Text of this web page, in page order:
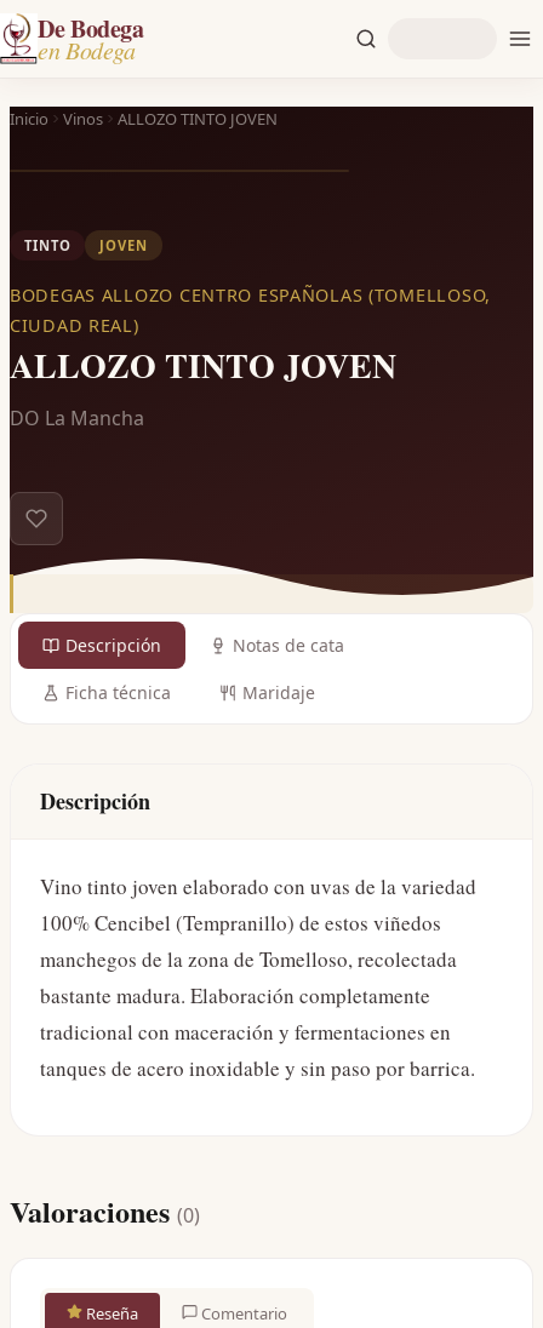
De Bodega
en Bodega
Inicio Vinos ALLOZO TINTO JOVEN
TINTO JOVEN
BODEGAS ALLOZO CENTRO ESPAÑOLAS (TOMELLOSO,
CIUDAD REAL)
ALLOZO TINTO JOVEN
DO La Mancha
Descripción Notas de cata
Ficha técnica Maridaje
Descripción
Vino tinto joven elaborado con uvas de la variedad
100% Cencibel (Tempranillo) de estos viñedos
manchegos de la zona de Tomelloso, recolectada
bastante madura. Elaboración completamente
tradicional con maceración y fermentaciones en
tanques de acero inoxidable y sin paso por barrica.
Valoraciones (0)
Reseña Comentario